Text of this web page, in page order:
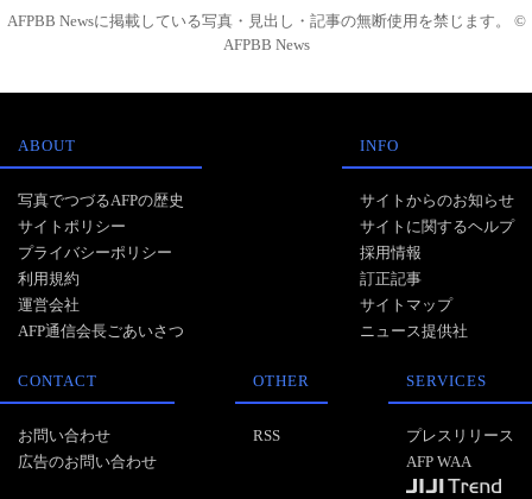
AFPBB Newsに掲載している写真・見出し・記事の無断使用を禁じます。 ©
AFPBB News
ABOUT
写真でつづるAFPの歴史
サイトポリシー
プライバシーポリシー
利用規約
運営会社
AFP通信会長ごあいさつ
INFO
サイトからのお知らせ
サイトに関するヘルプ
採用情報
訂正記事
サイトマップ
ニュース提供社
CONTACT
お問い合わせ
広告のお問い合わせ
OTHER
RSS
SERVICES
プレスリリース
AFP WAA